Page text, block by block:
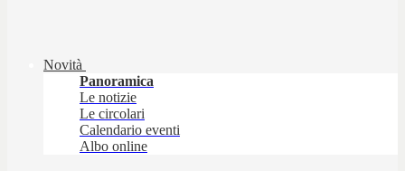
Novità
Panoramica
Le notizie
Le circolari
Calendario eventi
Albo online